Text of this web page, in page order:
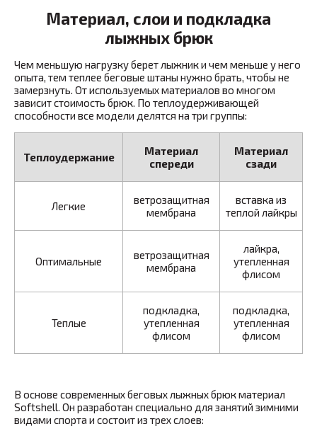
Материал, слои и подкладка
лыжных брюк
Чем меньшую нагрузку берет лыжник и чем меньше у него
опыта, тем теплее беговые штаны нужно брать, чтобы не
замерзнуть. От используемых материалов во многом
зависит стоимость брюк. По теплоудерживающей
способности все модели делятся на три группы:
Теплоудержание
Материал
спереди
Материал
сзади
Легкие
ветрозащитная
мембрана
вставка из
теплой лайкры
Оптимальные
ветрозащитная
мембрана
лайкра,
утепленная
флисом
Теплые
подкладка,
утепленная
флисом
подкладка,
утепленная
флисом
В основе современных беговых лыжных брюк материал
Softshell. Он разработан специально для занятий зимними
видами спорта и состоит из трех слоев: